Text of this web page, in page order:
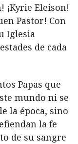
¡Kyrie Eleison!
Pastor! Сon
Iglesia
de cada
Papas que
mundo ni se
la época, sino
la fe
de su sangre